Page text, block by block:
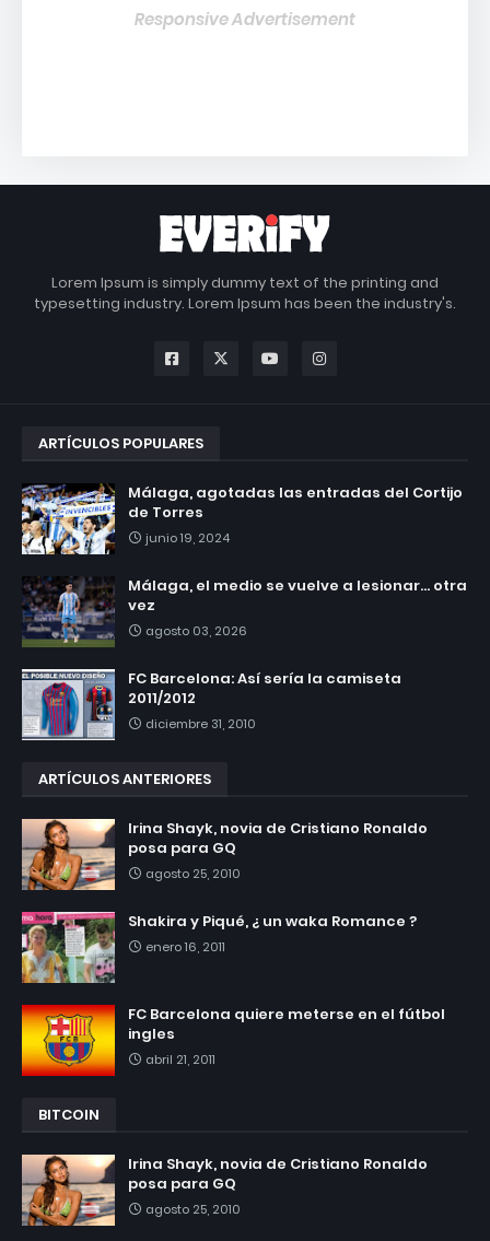
Responsive Advertisement
Lorem Ipsum is simply dummy text of the printing and
typesetting industry. Lorem Ipsum has been the industry's.
ARTÍCULOS POPULARES
Málaga, agotadas las entradas del Cortijo
de Torres
junio 19, 2024
Málaga, el medio se vuelve a lesionar... otra
vez
agosto 03, 2026
FC Barcelona: Así sería la camiseta
2011/2012
diciembre 31, 2010
ARTÍCULOS ANTERIORES
Irina Shayk, novia de Cristiano Ronaldo
posa para GQ
agosto 25, 2010
Shakira y Piqué, ¿ un waka Romance ?
enero 16, 2011
FC Barcelona quiere meterse en el fútbol
ingles
abril 21, 2011
BITCOIN
Irina Shayk, novia de Cristiano Ronaldo
posa para GQ
agosto 25, 2010